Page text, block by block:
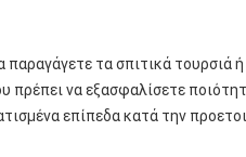
παραγάγετε τα σπιτικά τουρσιά
να εξασφαλίσετε
επίπεδα κατά την